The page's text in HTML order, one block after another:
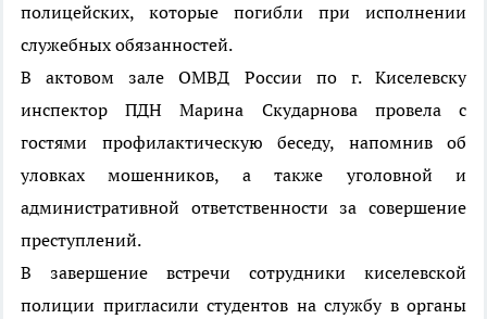
полицейских, которые погибли при исполнении
служебных обязанностей.
В актовом зале ОМВД России по г. Киселевску
инспектор ПДН Марина Скударнова провела с
гостями профилактическую беседу, напомнив об
уловках мошенников, а также уголовной и
административной ответственности за совершение
преступлений.
В завершение встречи сотрудники киселевской
полиции пригласили студентов на службу в органы